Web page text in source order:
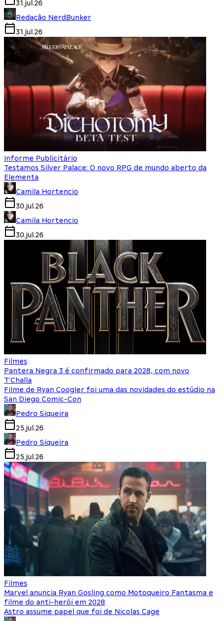
31.jul.26
Redação NerdBunker
31.jul.26
Informe Publicitário
Testamos Silver Palace: O novo RPG de mundo aberto da
Elementa
Camila Hortencio
30.jul.26
Camila Hortencio
30.jul.26
Filmes
Pantera Negra 3 é confirmado para 2028, com novo
T'Challa
Filme de Ryan Coogler foi uma das novidades do estúdio na
San Diego Comic-Con
Pedro Siqueira
25.jul.26
Pedro Siqueira
25.jul.26
Filmes
Marvel anuncia Ryan Gosling como Motoqueiro Fantasma e
filme do anti-herói em 2028
Astro assume papel que foi de Nicolas Cage